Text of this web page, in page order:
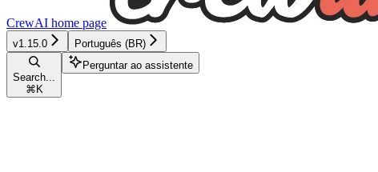
CrewAI home page
v1.15.0 Português (BR)
Search...
⌘ K
Perguntar ao assistente